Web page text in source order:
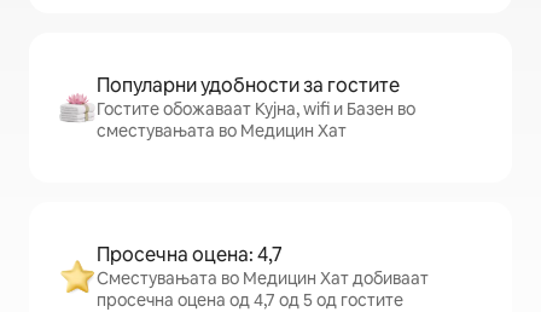
Популарни удобности за гостите
Гостите обожаваат Кујна, wifi и Базен во
сместувањата во Медицин Хат
Просечна оцена: 4,7
Сместувањата во Медицин Хат добиваат
просечна оцена од 4,7 од 5 од гостите